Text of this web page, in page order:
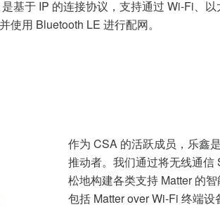
基于 IP 的连接协议，支持通过 Wi-Fi、
使用 Bluetooth LE 进行配网。
作为 CSA 的活跃成员，乐鑫
推动者。我们通过将无线通信
松地构建各类支持 Matter 的
包括 Matter over Wi-Fi 终端